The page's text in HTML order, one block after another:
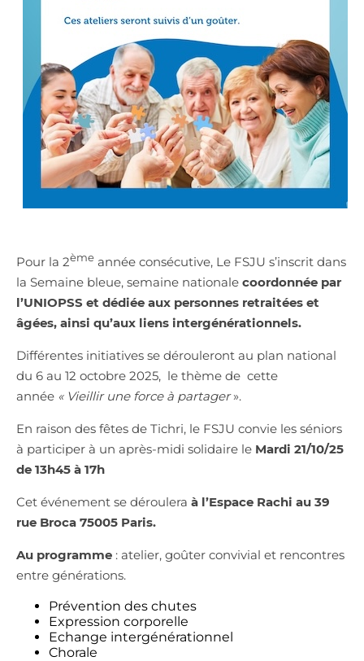
Pour la 2ème année consécutive, Le FSJU s’inscrit dans
la Semaine bleue, semaine nationale coordonnée par
l’UNIOPSS et dédiée aux personnes retraitées et
âgées, ainsi qu’aux liens intergénérationnels.
Différentes initiatives se dérouleront au plan national
du 6 au 12 octobre 2025, le thème de cette
année « Vieillir une force à partager».
En raison des fêtes de Tichri, le FSJU convie les séniors
à participer à un après-midi solidaire le Mardi 21/10/25
de 13h45 à 17h
Cet événement se déroulera à l’Espace Rachi au 39
rue Broca 75005 Paris.
Au programme : atelier, goûter convivial et rencontres
entre générations.
Prévention des chutes
Expression corporelle
Echange intergénérationnel
Chorale